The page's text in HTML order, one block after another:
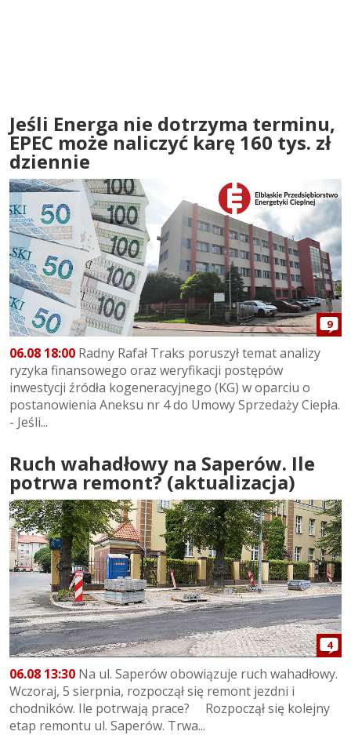
Jeśli Energa nie dotrzyma terminu,
EPEC może naliczyć karę 160 tys. zł
dziennie
9
06.08 18:00 Radny Rafał Traks poruszył temat analizy
ryzyka finansowego oraz weryfikacji postępów
inwestycji źródła kogeneracyjnego (KG) w oparciu o
postanowienia Aneksu nr 4 do Umowy Sprzedaży Ciepła.
- Jeśli...
Ruch wahadłowy na Saperów. Ile
potrwa remont? (aktualizacja)
4
06.08 13:30 Na ul. Saperów obowiązuje ruch wahadłowy.
Wczoraj, 5 sierpnia, rozpoczął się remont jezdni i
chodników. Ile potrwają prace? Rozpoczął się kolejny
etap remontu ul. Saperów. Trwa...